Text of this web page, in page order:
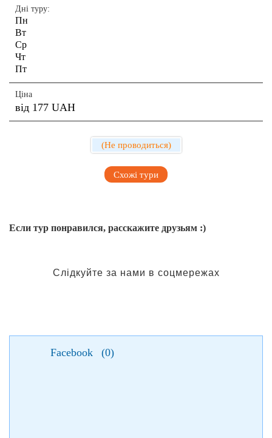
Дні туру:
Пн
Вт
Ср
Чт
Пт
Сб
Нд
Ціна
від 177 UAH
(Не проводиться)
Схожі тури
Если тур понравился, расскажите друзьям :)
Слідкуйте за нами в соцмережах
Facebook (0)